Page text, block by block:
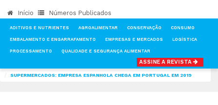
Início Números Publicados
ADITIVOS E NUTRIENTES AGROALIMENTAR CONSERVAÇÃO CONSUMO
EMBALAMENTO E ENGARRAFAMENTO EMPRESAS E MERCADOS LOGÍSTICA
PROCESSAMENTO QUALIDADE E SEGURANÇA ALIMENTAR
ASSINE A REVISTA
SUPERMERCADOS: EMPRESA ESPANHOLA CHEGA EM PORTUGAL EM 2019